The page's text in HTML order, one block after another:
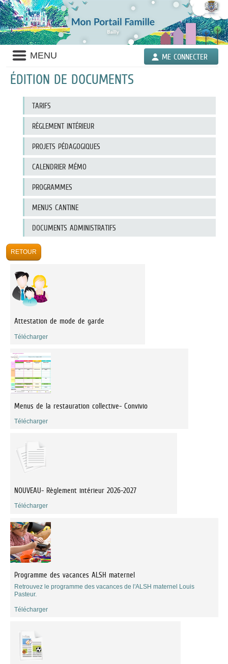
Liste
des
MENU ME CONNECTER
ÉDITION DE DOCUMENTS
documents
TARIFS
RÈGLEMENT INTÉRIEUR
PROJETS PÉDAGOGIQUES
CALENDRIER MÉMO
PROGRAMMES
MENUS CANTINE
DOCUMENTS ADMINISTRATIFS
Attestation de mode de garde
Télécharger
Menus de la restauration collective- Convivio
Télécharger
NOUVEAU- Règlement intérieur 2026-2027
Télécharger
Programme des vacances ALSH maternel
Retrouvez le programme des vacances de l'ALSH maternel Louis
Pasteur.
Télécharger